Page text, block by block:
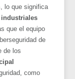
lo que significa
que el equipo
de
de los
como